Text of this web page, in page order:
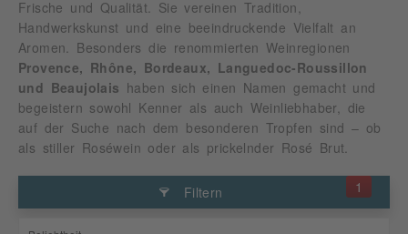
Frische und Qualität. Sie vereinen Tradition,
Handwerkskunst und eine beeindruckende Vielfalt an
Aromen. Besonders die renommierten Weinregionen
Provence, Rhône, Bordeaux, Languedoc-Roussillon
und Beaujolais
haben sich einen Namen gemacht und
begeistern sowohl Kenner als auch Weinliebhaber, die
auf der Suche nach dem besonderen Tropfen sind – ob
als stiller Roséwein oder als prickelnder Rosé Brut.
Filtern 1